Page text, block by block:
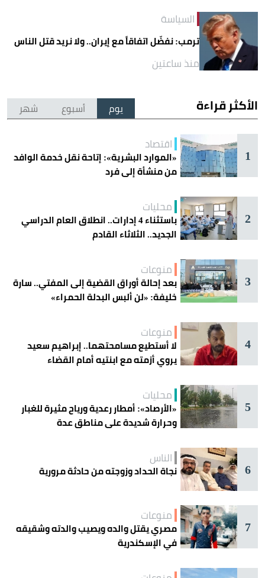
السياسة
ترمب: نفضّل اتفاقاً مع إيران.. ولا نريد قتل الناس
منذ ساعتين
الأكثر قراءة يوم أسبوع شهر
1
اقتصاد
«الموارد البشرية»: إتاحة نقل خدمة الوافد
من منشأة إلى فرد
2
محليات
باستثناء 4 إدارات.. انطلاق العام الدراسي
الجديد.. الثلاثاء القادم
3
منوعات
بعد إحالة أوراق القضية إلى المفتي.. سارة
خليفة: «لن ألبس البدلة الحمراء»
4
منوعات
لا أستطيع مسامحتهما.. إبراهيم سعيد
يروي أزمته مع ابنتيه أمام القضاء
5
محليات
«الأرصاد»: أمطار رعدية ورياح مثيرة للغبار
وحرارة شديدة على مناطق عدة
6
الناس
نجاة الحداد وزوجته من حادثة مرورية
7
منوعات
مصري يقتل والده ويصيب والدته وشقيقه
في الإسكندرية